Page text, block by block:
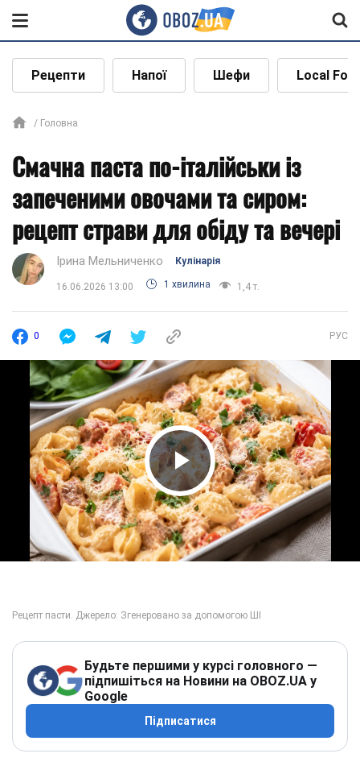
Рецепти Напої Шефи Local
Головна
Смачна паста по-італійськи із
запеченими овочами та сиром:
рецепт страви для обіду та вечері
Ірина Мельниченко Кулінарія
16.06.2026 13:00 1 хвилина 1,4 т.
0 РУС
Play Video
Будьте першими у курсі головного —
підпишіться на Новини на OBOZ.UA у
Google
Підписатися